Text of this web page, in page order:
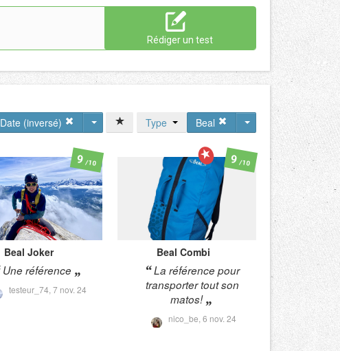
Rédiger un test
Date (inversé) Beal
Type
Beal Joker
Une référence
testeur_74,7 nov. 24
9/10
Beal Combi
La référence pour
transporter tout son
matos!
nico_be, 6 nov. 24
9/10